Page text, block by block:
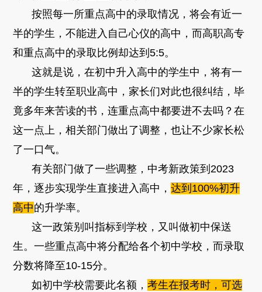
按照每一所重点高中的录取情况，将会有近一
半的学生，不能进入自己心仪的高中，而高职高专
和重点高中的录取比例却达到5:5。
这就是说，在初中升入高中的学生中，将有一
半的学生转至职业高中，家长们对此也很纠结，毕
竟多年来苦读的书，连重点高中都要进不去吗？在
这一点上，相关部门做出了调整，也让不少家长松
了一口气。
有关部门做了一些调整，中考新政策到2023
年，逐步实现学生直接进入高中，达到100%初升
高中的升学率。
这一政策别叫指标到学校，又叫做初中保送
生。一些重点高中将分配给各个初中学校，而录取
分数将降至10-15分。
如初中学校需要此名额，考生在报考时，可选